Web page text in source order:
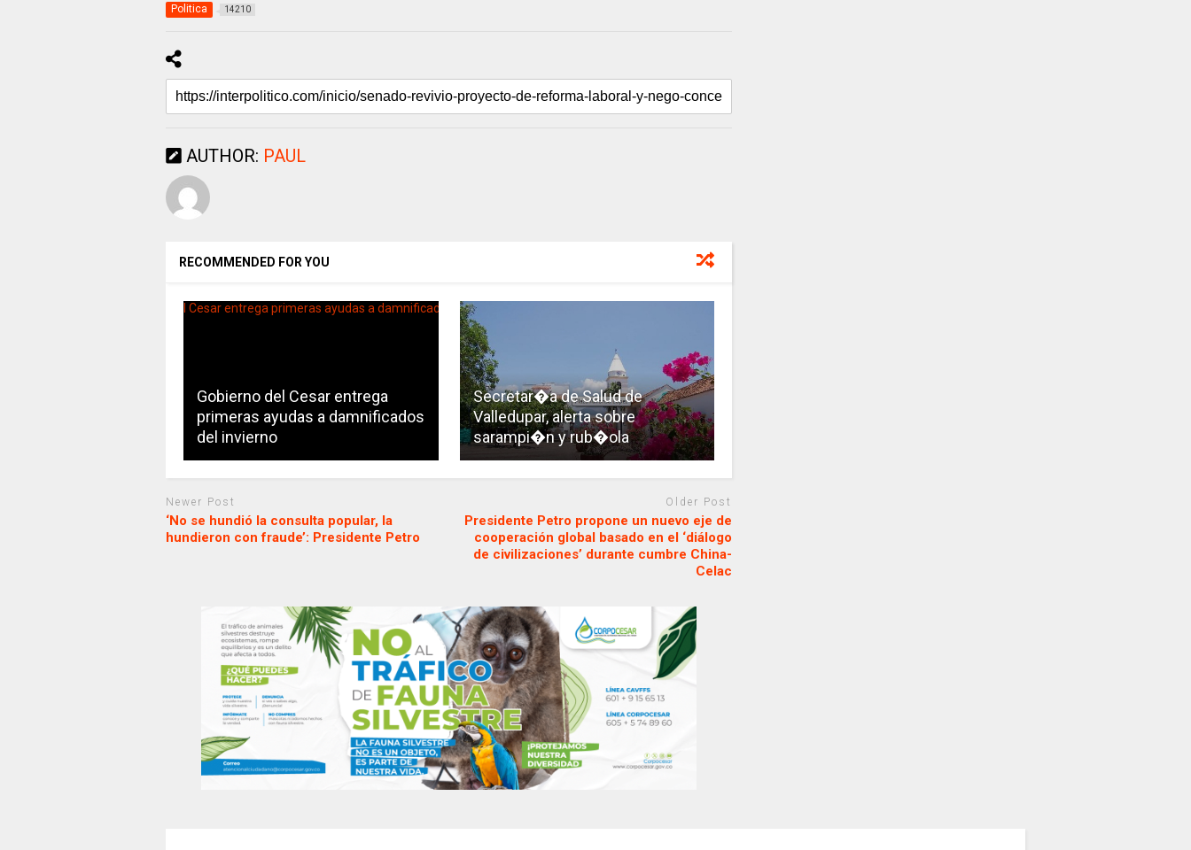
Politica 14210
AUTHOR: PAUL
RECOMMENDED FOR YOU
Gobierno del Cesar entrega
primeras ayudas a damnificados
del invierno
Secretar�a de Salud de
Valledupar, alerta sobre
sarampi�n y rub�ola
Newer Post
‘No se hundió la consulta popular, la
hundieron con fraude’: Presidente Petro
Older Post
Presidente Petro propone un nuevo eje de
cooperación global basado en el ‘diálogo
de civilizaciones’ durante cumbre China-
Celac